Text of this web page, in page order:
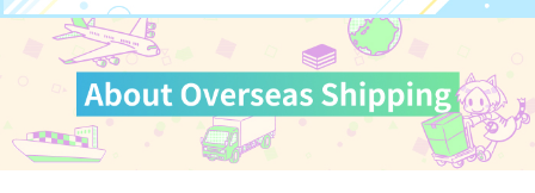
きみは最愛のステラ 上下巻 ミルクなきみとビターな彼 2
LIMITLESS(初回限定盤)/蒼井
翔太 cloud nine(古川 慎盤)/古川慎